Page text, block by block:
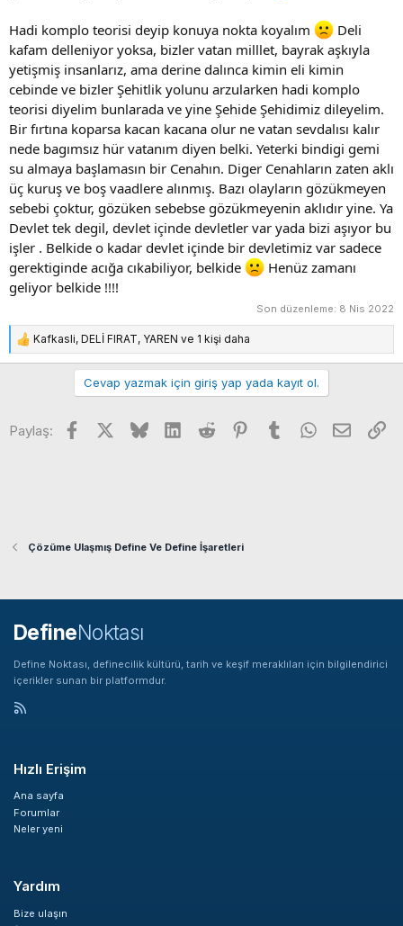
Hadi komplo teorisi deyip konuya nokta koyalım
Deli
kafam delleniyor yoksa, bizler vatan milllet, bayrak aşkıyla
yetişmiş insanlarız, ama derine dalınca kimin eli kimin
cebinde ve bizler Şehitlik yolunu arzularken hadi komplo
teorisi diyelim bunlarada ve yine Şehide Şehidimiz dileyelim.
Bir fırtına koparsa kacan kacana olur ne vatan sevdalısı kalır
nede bagımsız hür vatanım diyen belki. Yeterki bindigi gemi
su almaya başlamasın bir Cenahın. Diger Cenahların zaten aklı
üç kuruş ve boş vaadlere alınmış. Bazı olayların gözükmeyen
sebebi çoktur, gözüken sebebse gözükmeyenin aklıdır yine. Ya
Devlet tek degil, devlet içinde devletler var yada bizi aşıyor bu
işler . Belkide o kadar devlet içinde bir devletimiz var sadece
gerektiginde acığa cıkabiliyor, belkide
Henüz zamanı
geliyor belkide !!!!
Son düzenleme: 8 Nis 2022
T
e
l
Kafkasli, DELİ FIRAT, YAREN ve 1 kişi daha
Cevap yazmak için giriş yap yada kayıt ol.
Paylaş: Facebook BlueskyLinkedIn
Reddit PinterestTumblrWhatsApp
E-posta
Çözüme Ulaşmış Define Ve Define İşaretleri
DefineNoktası
Define Noktası, definecilik kültürü, tarih ve keşif meraklıları için bilgilendirici
içerikler sunan bir platformdur.
Hızlı Erişim
Ana sayfa
Forumlar
Neler yeni
Yardım
Bize ulaşın